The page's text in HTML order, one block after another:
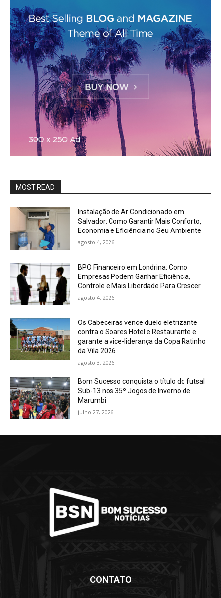
MOST READ
Instalação de Ar Condicionado em
Salvador: Como Garantir Mais Conforto,
Economia e Eficiência no Seu Ambiente
agosto 4, 2026
BPO Financeiro em Londrina: Como
Empresas Podem Ganhar Eficiência,
Controle e Mais Liberdade Para Crescer
agosto 4, 2026
Os Cabeceiras vence duelo eletrizante
contra o Soares Hotel e Restaurante e
garante a vice-liderança da Copa Ratinho
da Vila 2026
agosto 3, 2026
Bom Sucesso conquista o título do futsal
Sub-13 nos 35º Jogos de Inverno de
Marumbi
julho 27, 2026
CONTATO